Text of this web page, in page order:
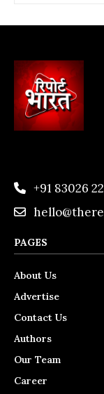
+91 83026
PAGES
About Us
Advertise
Contact Us
Authors
Our Team
Career